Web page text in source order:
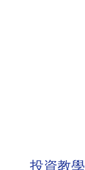
投資教